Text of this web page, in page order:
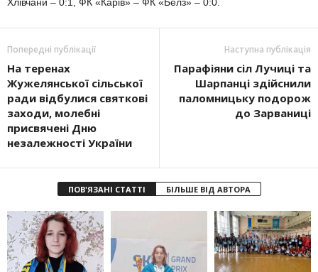
Попередні публікації
На теренах
Жужелянської сільської
ради відбулися святкові
заходи, молебні
присвячені Дню
незалежності України
Наступна публікація
Парафіяни сіл Лучиці та
Шарпанці здійснили
паломницьку подорож
до Зарваниці
ПОВ'ЯЗАНІ СТАТТІ БІЛЬШЕ ВІД АВТОРА